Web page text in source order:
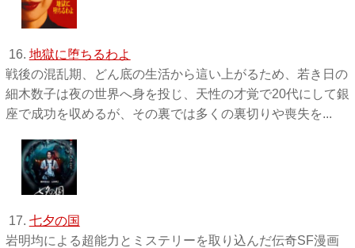
16. 地獄に堕ちるわよ
戦後の混乱期、どん底の生活から這い上がるため、若き日の
細木数子は夜の世界へ身を投じ、天性の才覚で20代にして銀
座で成功を収めるが、その裏では多くの裏切りや喪失を...
17. 七夕の国
岩明均による超能力とミステリーを取り込んだ伝奇SF漫画